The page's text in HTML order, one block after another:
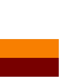
atslēgu 350